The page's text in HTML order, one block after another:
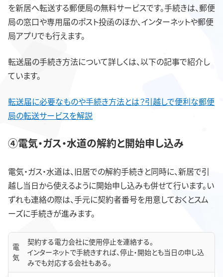
を新居へ転送する郵便局の無料サービスです。手続きは、郵便
局の窓口や専用届のポスト投函のほか、インターネットや郵便
局アプリでも行えます。
転送届の手続き方法について詳しくは、以下の記事で紹介し
ています。
転送届に必要なものや手続き方法とは？引越しで便利な郵便
局の転送サービスを解説
④電気・ガス・水道の解約と開始申し込み
電気・ガス・水道は、旧居での解約手続きと同時に、新居で引
越し当日から使えるように開始申し込みも併せて行います。い
ずれも連絡の際は、手元に契約者番号を用意しておくとスム
ーズに手続きが進みます。
電
気
契約する電力会社に使用停止を連絡する。
インターネットで手続きすれば、停止・開始とも当日の申し込
みでも対応する会社もある。